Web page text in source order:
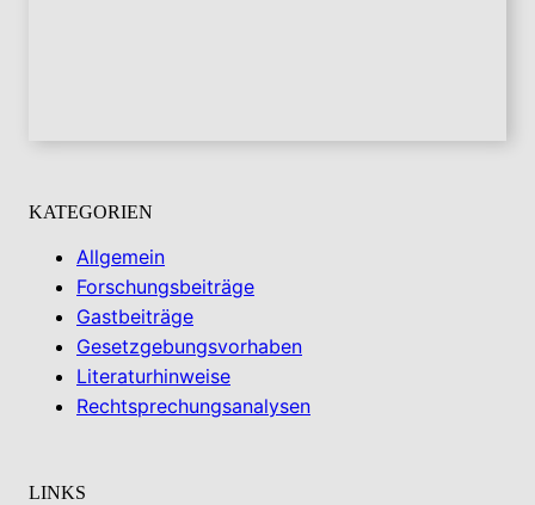
KATEGORIEN
Allgemein
Forschungsbeiträge
Gastbeiträge
Gesetzgebungsvorhaben
Literaturhinweise
Rechtsprechungsanalysen
LINKS